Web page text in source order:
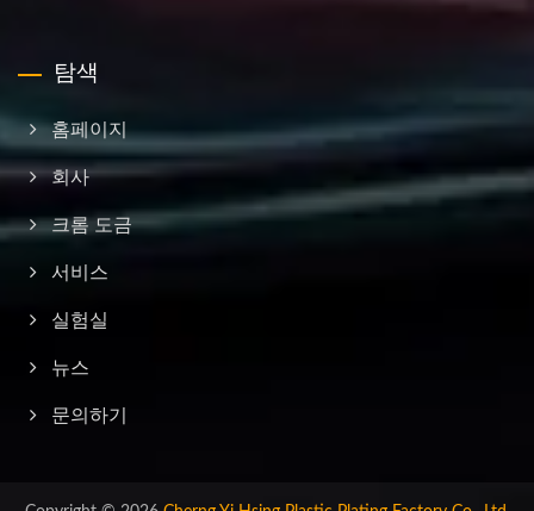
탐색
홈페이지
회사
크롬 도금
서비스
실험실
뉴스
문의하기